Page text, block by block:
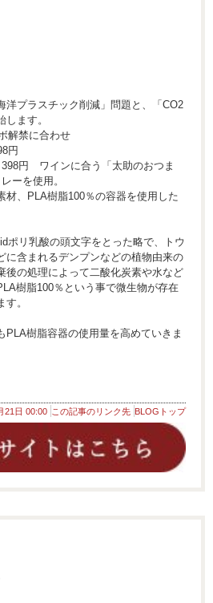
洋プラスチック削減」問題と、「CO2
ます。
解禁に合わせ
円
円 ワインに合う「太助のおつま
ーを使用。
材、PLA樹脂100％の容器を使用した
ポリ乳酸の頭文字をとった略で、トウ
に含まれるデンプンなどの植物由来の
後の処理によって二酸化炭素や水など
樹脂100％という事で微生物が存在
。
PLA樹脂容器の使用量を高めていきま
21日 00:00 この記事のリンク先 BLOGトップ